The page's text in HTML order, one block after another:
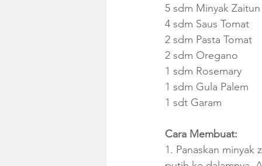
5 sdm Minyak Zaitun
4 sdm Saus Tomat
2 sdm Pasta Tomat
2 sdm Oregano
1 sdm Rosemary
1 sdm Gula Palem
1 sdt Garam
Cara Membuat:
1. Panaskan